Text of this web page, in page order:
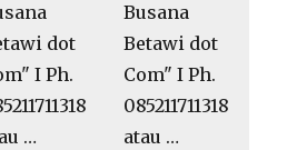
dot
I Ph.
…
Busana
Betawi dot
Com" I Ph.
085211711318
atau …